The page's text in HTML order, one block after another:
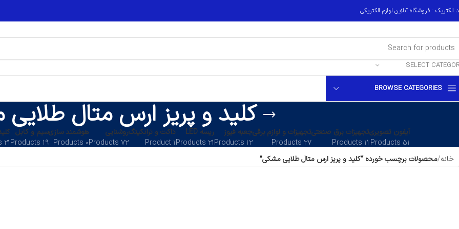
الکتریک - فروشگاه آنلاین لوازم الکتریکی
SELECT
BROWSE CATEGORIES
کلید و پریز ارس متال
آیفون تصویری
۵۱ Products
تجهیزات برق صنعتی
۱۱ Products
تجهیزات و لوازم برقی
۲۷ Products
جعبه فیوز
۱۲ Products
ریسه LED
۲۱ Products
داکت و ترانکینگ
۱ Product
روشنایی
۷۲ Products
هوشمند سازی
۰ Products
سیم و کابل
۱۹ Products
۲۱ Products
خانه محصولات برچسب خورده “کلید و پریز ارس متال طلایی مشکی”